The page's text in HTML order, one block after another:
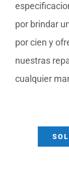
por brindar
por cien y
nuestras
cualquier